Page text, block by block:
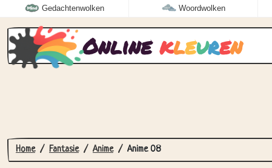
Gedachtenwolken Woordwolken
Online kleuren
Home Fantasie Anime Anime 08